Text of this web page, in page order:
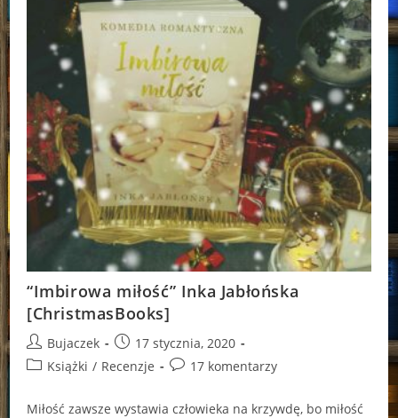
“Imbirowa miłość” Inka Jabłońska
[ChristmasBooks]
Post
author:
Bujaczek
Post
published:
17 stycznia, 2020
PostKsiążki / Recenzje
Post17 komentarzy
Miłość zawsze wystawia człowieka na krzywdę, bo miłość